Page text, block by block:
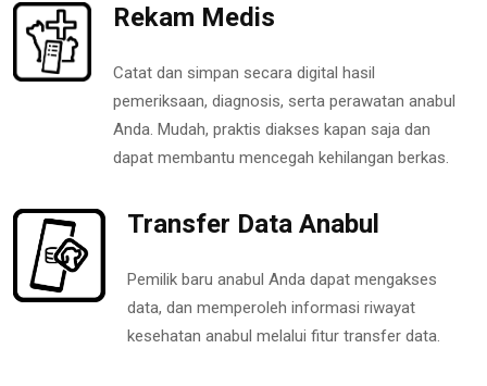
Rekam Medis
Catat dan simpan secara digital hasil
pemeriksaan, diagnosis, serta perawatan anabul
Anda. Mudah, praktis diakses kapan saja dan
dapat membantu mencegah kehilangan berkas.
Transfer Data Anabul
Pemilik baru anabul Anda dapat mengakses
data, dan memperoleh informasi riwayat
kesehatan anabul melalui fitur transfer data.